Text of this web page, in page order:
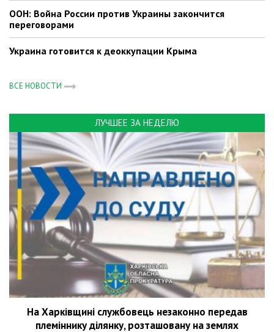
ООН: Война России против Украины закончится
переговорами
Украина готовится к деоккупации Крыма
ВСЕ НОВОСТИ
ЛУЧШЕЕ ЗА НЕДЕЛЮ
На Харківщині службовець незаконно передав
племіннику ділянку, розташовану на землях